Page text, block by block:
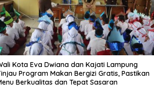
Kota Eva Dwiana dan Kajati Lampung
Program Makan Bergizi Gratis, Pastikan
Berkualitas dan Tepat Sasaran